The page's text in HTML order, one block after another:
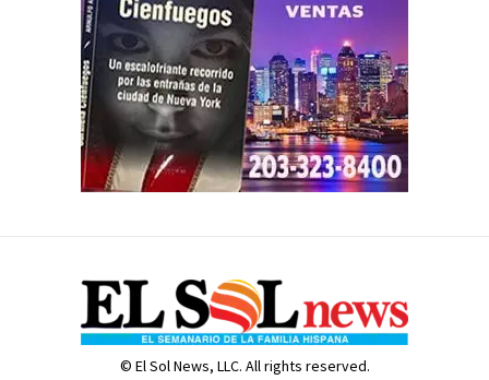
© El Sol News, LLC. All rights reserved.